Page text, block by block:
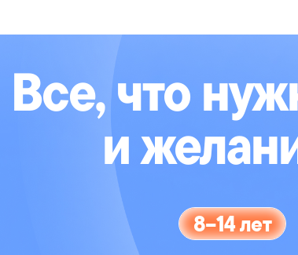
Все, что
и
8–14 лет